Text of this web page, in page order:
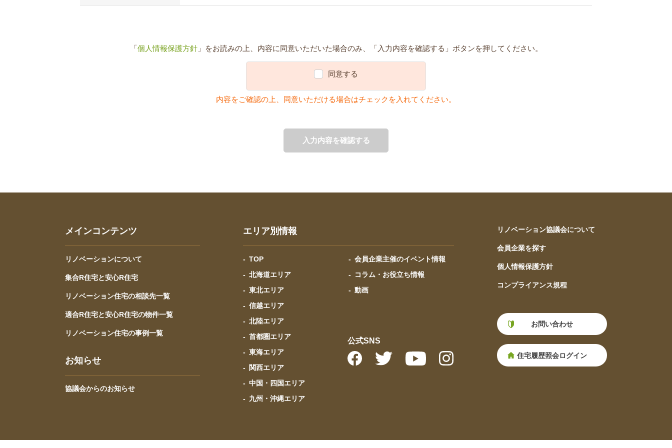
「個人情報保護方針」をお読みの上、内容に同意いただいた場合のみ、「入力内容を確認する」ボタンを押してください。
同意する
内容をご確認の上、同意いただける場合はチェックを入れてください。
入力内容を確認する
メインコンテンツ
リノベーションについて
集合R住宅と安心R住宅
リノベーション住宅の相談先一覧
適合R住宅と安心R住宅の物件一覧
リノベーション住宅の事例一覧
お知らせ
協議会からのお知らせ
エリア別情報
TOP
北海道エリア
東北エリア
信越エリア
北陸エリア
首都圏エリア
東海エリア
関西エリア
中国・四国エリア
九州・沖縄エリア
会員企業主催のイベント情報
コラム・お役立ち情報
動画
リノベーション協議会について
会員企業を探す
個人情報保護方針
コンプライアンス規程
お問い合わせ
住宅履歴照会ログイン
公式SNS